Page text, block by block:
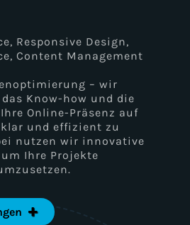
Design
Sicherheit
Responsive Design,
Content Management
– wir
Know-how und die
Online-Präsenz auf
und effizient zu
nutzen wir innovative
Ihre Projekte